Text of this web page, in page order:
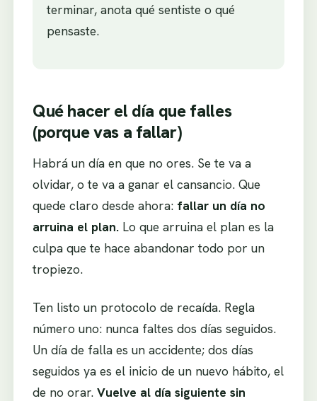
terminar, anota qué sentiste o qué
pensaste.
Qué hacer el día que falles
(porque vas a fallar)
Habrá un día en que no ores. Se te va a
olvidar, o te va a ganar el cansancio. Que
quede claro desde ahora: fallar un día no
arruina el plan.Lo que arruina el plan es la
culpa que te hace abandonar todo por un
tropiezo.
Ten listo un protocolo de recaída. Regla
número uno: nunca faltes dos días seguidos.
Un día de falla es un accidente; dos días
seguidos ya es el inicio de un nuevo hábito, el
de no orar. Vuelve al día siguiente sin